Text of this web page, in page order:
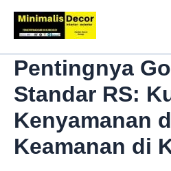
Lewati
Pentingnya
Standar RS:
Kenyamanan
Keamanan di